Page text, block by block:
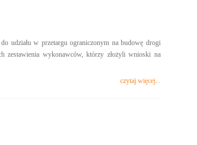
udziału w przetargu ograniczonym na budowę drogi
zestawienia wykonawców, którzy złożyli wnioski na
czytaj więcej...